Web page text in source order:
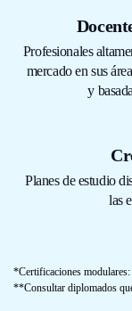
Profesionales
mercado en sus
y
Planes de estudio
las
*Certificaciones
**Consultar diplomados